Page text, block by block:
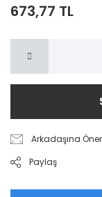
673,77 TL
Arkadaşına Öner
Paylaş